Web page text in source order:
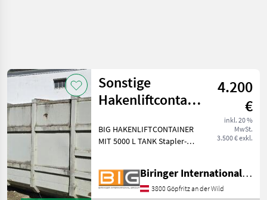
Sonstige
Hakenliftcontainer
4.200
€
inkl. 20 %
MwSt.
3.500 € exkl.
BIG HAKENLIFTCONTAINER
MIT 5000 L TANK Stapler-
Biringer International GmbH
3800 Göpfritz an der Wild